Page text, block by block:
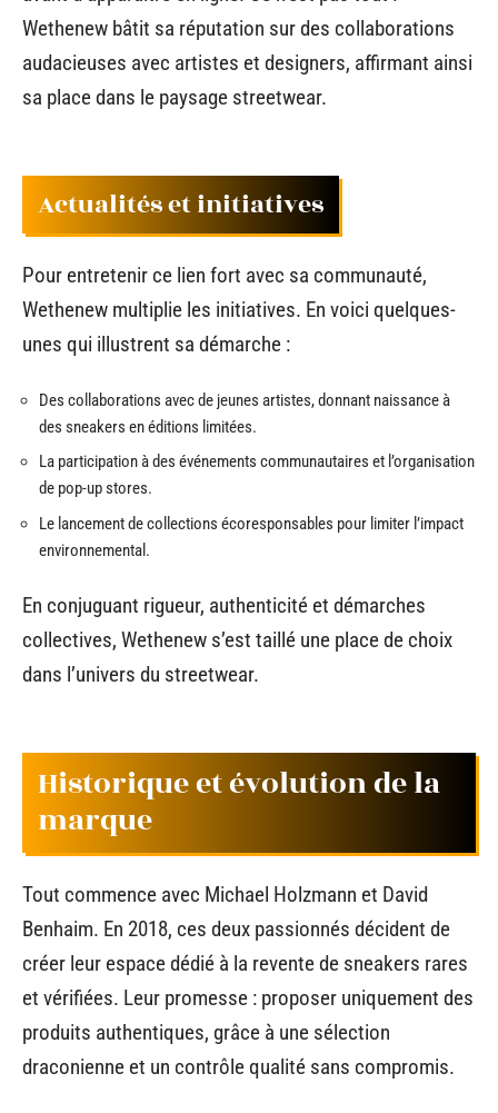
Wethenew bâtit sa réputation sur des collaborations
audacieuses avec artistes et designers, affirmant ainsi
sa place dans le paysage streetwear.
Actualités et initiatives
Pour entretenir ce lien fort avec sa communauté,
Wethenew multiplie les initiatives. En voici quelques-
unes qui illustrent sa démarche :
Des collaborations avec de jeunes artistes, donnant naissance à
des sneakers en éditions limitées.
La participation à des événements communautaires et l’organisation
de pop-up stores.
Le lancement de collections écoresponsables pour limiter l’impact
environnemental.
En conjuguant rigueur, authenticité et démarches
collectives, Wethenew s’est taillé une place de choix
dans l’univers du streetwear.
Historique et évolution de la
marque
Tout commence avec Michael Holzmann et David
Benhaim. En 2018, ces deux passionnés décident de
créer leur espace dédié à la revente de sneakers rares
et vérifiées. Leur promesse : proposer uniquement des
produits authentiques, grâce à une sélection
draconienne et un contrôle qualité sans compromis.